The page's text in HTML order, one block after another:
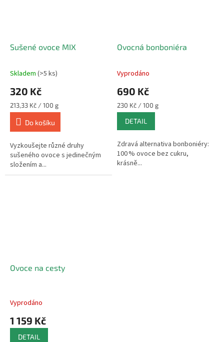
Sušené ovoce MIX
Průměrné
produktu
je
4,0
5
hvězdiček.
Skladem (>5 ks)
320 Kč
Měrná
cena:
213,33 Kč / 100 g
Do košíku
Vyzkoušejte různé druhy
sušeného ovoce s jedinečným
složením a...
Ovocná bonboniéra
Průměrné
produktu
je
5,0
5
hvězdiček.
Vyprodáno
690 Kč
Měrná
cena:
230 Kč / 100 g
DETAIL
Zdravá alternativa bonboniéry:
100 % ovoce bez cukru,
krásně...
Ovoce na cesty
Vyprodáno
1 159 Kč
DETAIL